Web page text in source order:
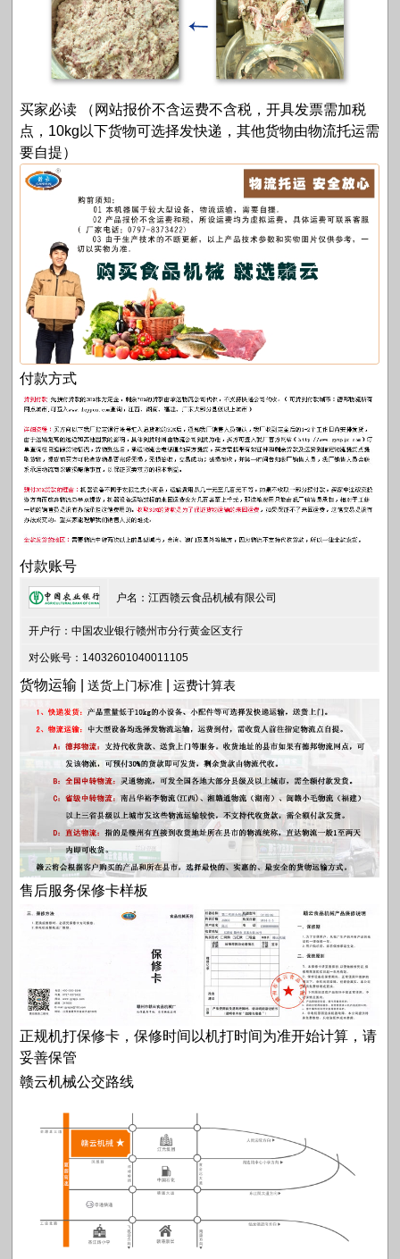
买家必读 （网站报价不含运费不含税，开具发票需加税
点，10kg以下货物可选择发快递，其他货物由物流托运需
要自提）
付款方式
付款账号
户名：江西赣云食品机械有限公司
开户行：中国农业银行赣州市分行黄金区支行
对公账号：14032601040011105
货物运输 |送货上门标准 |运费计算表
售后服务保修卡样板
正规机打保修卡，保修时间以机打时间为准开始计算，请
妥善保管
赣云机械公交路线